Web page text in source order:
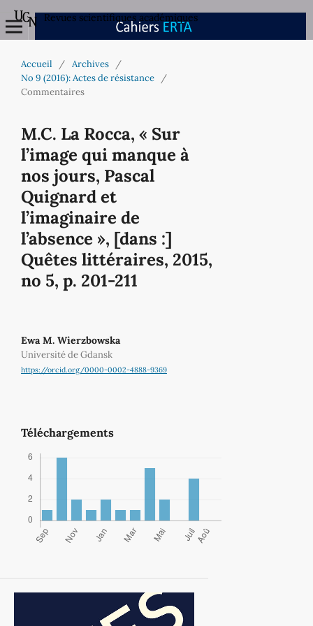
Revues scientifiques académiques
Accueil / Archives
/
No 9 (2016): Actes de résistance
/
Commentaires
M.C. La Rocca, « Sur
l’image qui manque à
nos jours, Pascal
Quignard et
l’imaginaire de
l’absence », [dans :]
Quêtes littéraires, 2015,
no 5, p. 201-211
Ewa M. Wierzbowska
Université de Gdansk
https://orcid.org/0000-0002-4888-9369
Téléchargements